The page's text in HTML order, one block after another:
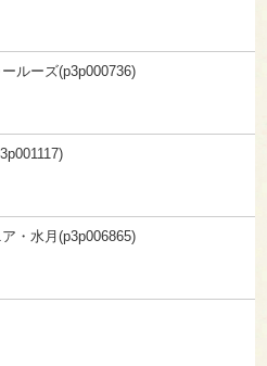
ルーズ(p3p000736)
・水月(p3p006865)